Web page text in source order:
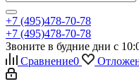
+7 (495)478-70-78
+7 (495)478-70-78
Звоните в будние дни с
Сравнение0